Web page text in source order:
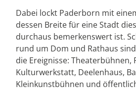
Dabei lockt Paderborn mit
dessen Breite für eine Stadt
durchaus bemerkenswert ist.
rund um Dom und Rathaus
die Ereignisse: Theaterbühnen,
Kulturwerkstatt, Deelenhaus,
Kleinkunstbühnen und